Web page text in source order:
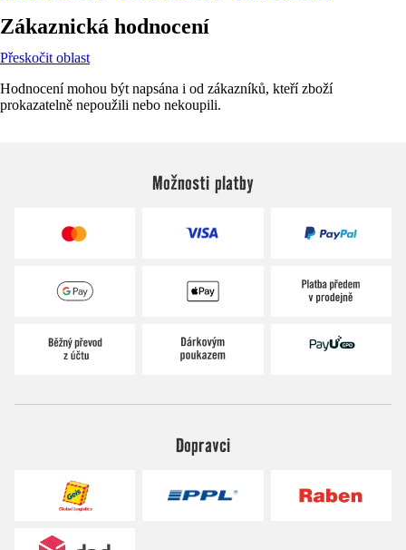
Zákaznická hodnocení
Přeskočit oblast
Hodnocení mohou být napsána i od zákazníků, kteří zboží
prokazatelně nepoužili nebo nekoupili.
Možnosti platby
Dopravci